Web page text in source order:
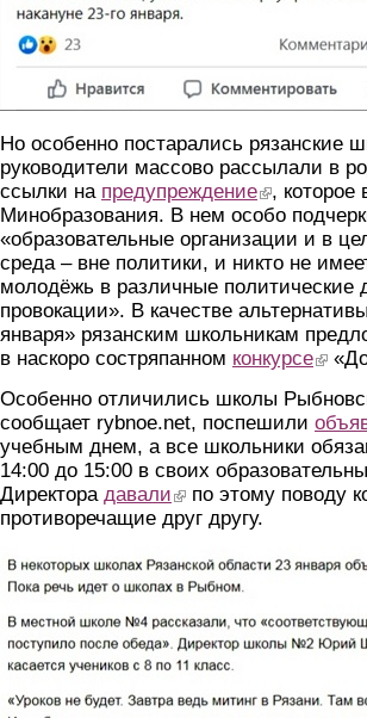
Но особенно постарались рязанские
руководители массово рассылали в
ссылки на предупреждение(link is external)
, которое
Минобразования. В нем особо
«образовательные организации и в
среда – вне политики, и никто не
молодёжь в различные политические
провокации». В качестве
января» рязанским школьникам
в наскоро состряпанном конкурсе(link is
Особенно отличились школы
сообщает rybnoe.net, поспешили
учебным днем, а все школьники
14:00 до 15:00 в своих
Директора давали (link is external)
по этому поводу
противоречащие друг другу.
vih3vb2cq2o.jpg